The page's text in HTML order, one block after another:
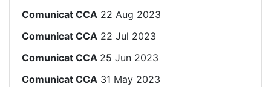
Comunicat CCA 22 Aug 2023
Comunicat CCA 22 Jul 2023
Comunicat CCA 25 Jun 2023
Comunicat CCA 31 May 2023